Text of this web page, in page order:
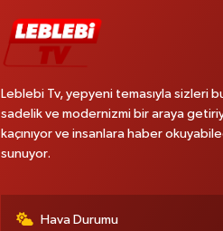
Leblebi Tv, yepyeni temasıyla sizleri
sadelik ve modernizmi bir araya
kaçınıyor ve insanlara haber
sunuyor.
Hava Durumu